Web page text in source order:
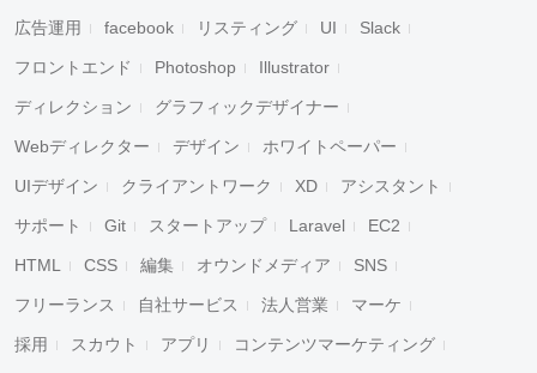
広告運用 facebook リスティング UI Slack
フロントエンド Photoshop Illustrator
ディレクション グラフィックデザイナー
Webディレクター デザイン ホワイトペーパー
UIデザイン クライアントワーク XD アシスタント
サポート Git スタートアップ Laravel EC2
HTML CSS 編集 オウンドメディア SNS
フリーランス 自社サービス 法人営業 マーケ
採用 スカウト アプリ コンテンツマーケティング